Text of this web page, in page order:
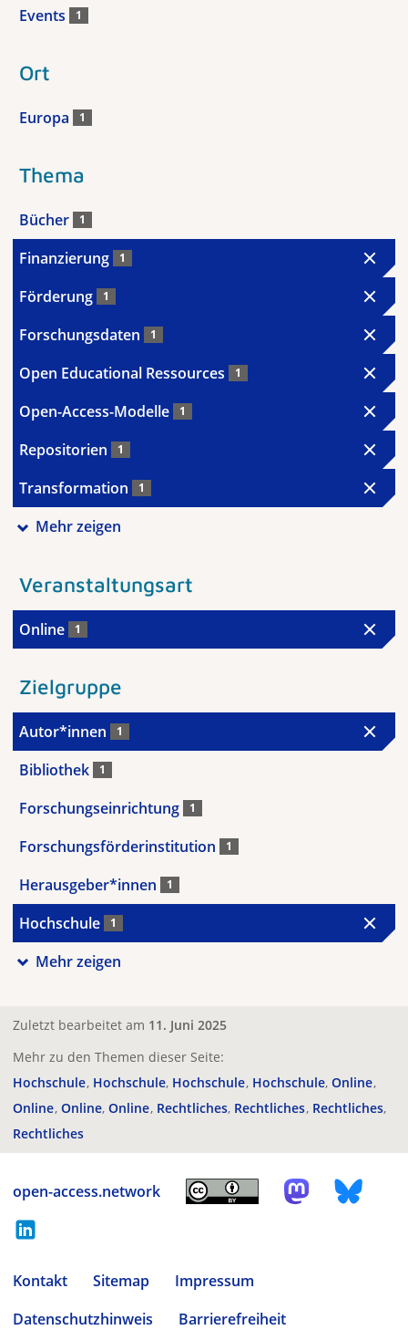
Events 1
Ort
Europa 1
Thema
Bücher 1
Finanzierung 1
Förderung 1
Forschungsdaten 1
Open Educational Ressources 1
Open-Access-Modelle 1
Repositorien 1
Transformation 1
Mehr zeigen
Veranstaltungsart
Online 1
Zielgruppe
Autor*innen 1
Bibliothek 1
Forschungseinrichtung 1
Forschungsförderinstitution 1
Herausgeber*innen 1
Hochschule 1
Mehr zeigen
Zuletzt bearbeitet am 11. Juni 2025
Mehr zu den Themen dieser Seite:
Hochschule Hochschule Hochschule Hochschule Online
Online Online Online Rechtliches Rechtliches Rechtliches
Rechtliches
open-access.network
Kontakt Sitemap
Impressum
Datenschutzhinweis
Barrierefreiheit